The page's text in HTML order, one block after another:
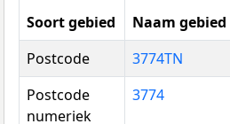
Soort gebied Naam gebied
Postcode
3774TN
Postcode
numeriek
3774